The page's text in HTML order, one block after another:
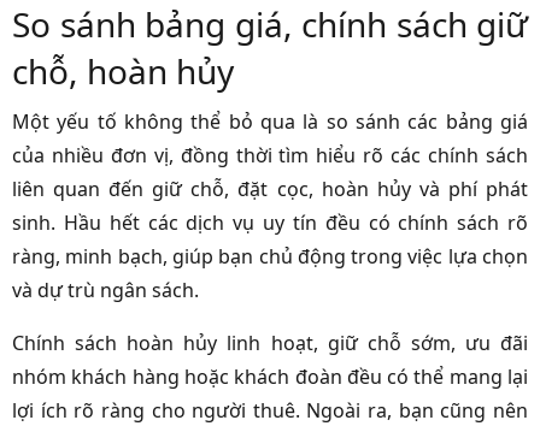
So sánh bảng giá, chính sách giữ
chỗ, hoàn hủy
Một yếu tố không thể bỏ qua là so sánh các bảng giá
của nhiều đơn vị, đồng thời tìm hiểu rõ các chính sách
liên quan đến giữ chỗ, đặt cọc, hoàn hủy và phí phát
sinh. Hầu hết các dịch vụ uy tín đều có chính sách rõ
ràng, minh bạch, giúp bạn chủ động trong việc lựa chọn
và dự trù ngân sách.
Chính sách hoàn hủy linh hoạt, giữ chỗ sớm, ưu đãi
nhóm khách hàng hoặc khách đoàn đều có thể mang lại
lợi ích rõ ràng cho người thuê. Ngoài ra, bạn cũng nên